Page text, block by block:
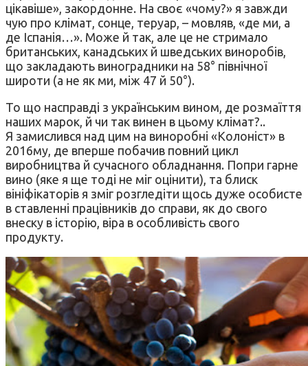
цікавіше», закордонне. На своє «чому?» я завжди
чую про клімат, сонце, теруар, – мовляв, «де ми, а
де Іспанія…». Може й так, але це не стримало
британських, канадських й шведських виноробів,
що закладають виноградники на 58° північної
широти (а не як ми, між 47 й 50°).
То що насправді з українським вином, де розмаїття
наших марок, й чи так винен в цьому клімат?..
Я замислився над цим на виноробні «Колоніст» в
2016му, де вперше побачив повний цикл
виробництва й сучасного обладнання. Попри гарне
вино (яке я ще тоді не міг оцінити), та блиск
вініфікаторів я зміг розгледіти щось дуже особисте
в ставленні працівників до справи, як до свого
внеску в історію, віра в особливість свого
продукту.